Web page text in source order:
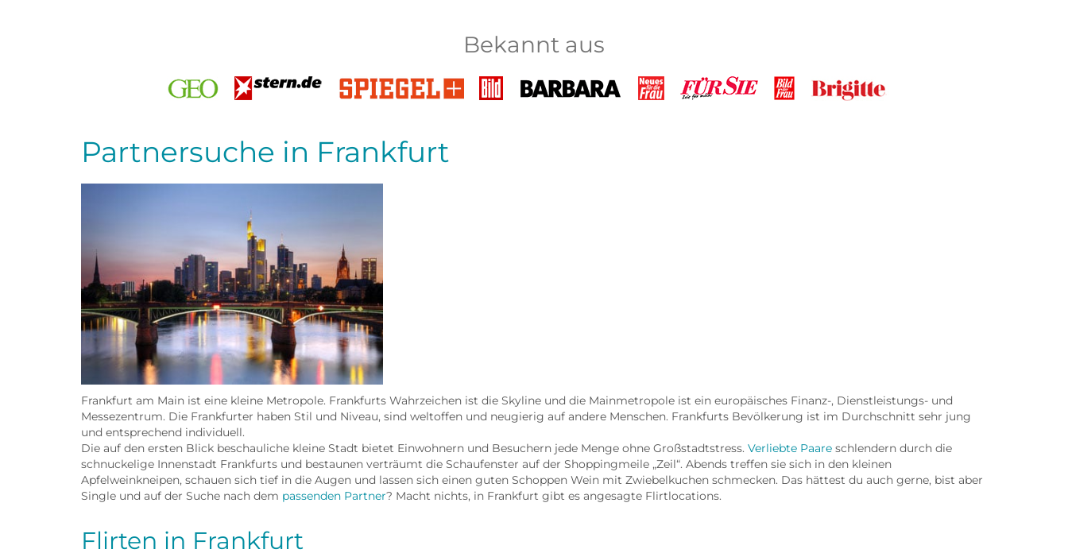
Bekannt aus
GEO Stern Spiegel+ Bild Barbara
Neues
für
Für Sie
Bild
der
Brigitte
Partnersuche in Frankfurt
Frankfurt am Main ist eine kleine Metropole. Frankfurts Wahrzeichen ist die Skyline und die Mainmetropole ist ein europäisches Finanz-, Dienstleistungs- und
Messezentrum. Die Frankfurter haben Stil und Niveau, sind weltoffen und neugierig auf andere Menschen. Frankfurts Bevölkerung ist im Durchschnitt sehr jung
und entsprechend individuell.
Die auf den ersten Blick beschauliche kleine Stadt bietet Einwohnern und Besuchern jede Menge ohne Großstadtstress. Verliebte Paare schlendern durch die
schnuckelige Innenstadt Frankfurts und bestaunen verträumt die Schaufenster auf der Shoppingmeile „Zeil“. Abends treffen sie sich in den kleinen
Apfelweinkneipen, schauen sich tief in die Augen und lassen sich einen guten Schoppen Wein mit Zwiebelkuchen schmecken. Das hättest du auch gerne, bist aber
Single und auf der Suche nach dem passenden Partner? Macht nichts, in Frankfurt gibt es angesagte Flirtlocations.
Flirten in Frankfurt